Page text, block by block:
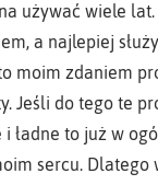
używać wiele lat.
a najlepiej
moim zdaniem
Jeśli do tego te
ładne to już w
sercu. Dlatego